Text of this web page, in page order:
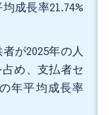
成長率21.74%
が2025年の人
占め、支払者セ
年平均成長率